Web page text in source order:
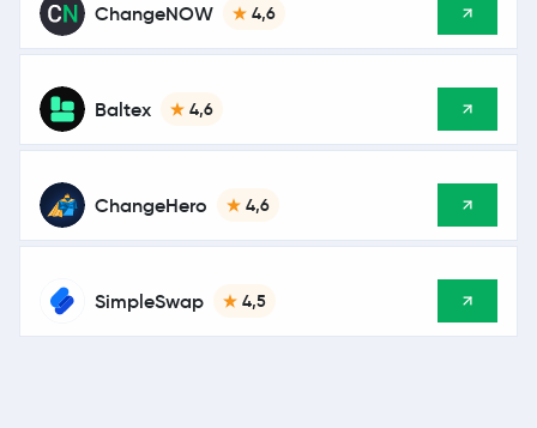
ChangeNOW 4,6
Baltex 4,6
ChangeHero 4,6
SimpleSwap 4,5